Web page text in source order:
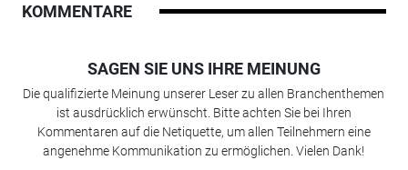
KOMMENTARE
SAGEN SIE UNS IHRE MEINUNG
Die qualifizierte Meinung unserer Leser zu allen Branchenthemen
ist ausdrücklich erwünscht. Bitte achten Sie bei Ihren
Kommentaren auf die Netiquette, um allen Teilnehmern eine
angenehme Kommunikation zu ermöglichen. Vielen Dank!